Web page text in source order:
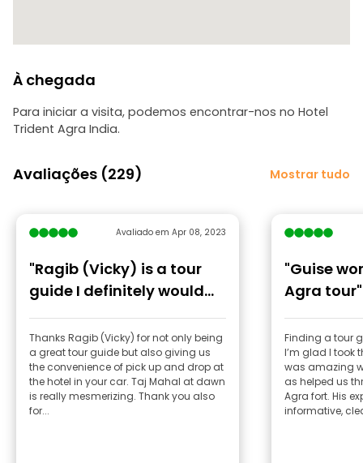
À chegada
Para iniciar a visita, podemos encontrar-nos no Hotel
Trident Agra India.
Avaliações (229) Mostrar tudo
Avaliado em Apr 08, 2023
"Ragib (Vicky) is a tour
guide I definitely would
recommend "
Thanks Ragib (Vicky) for not only being
a great tour guide but also giving us
the convenience of pick up and drop at
the hotel in your car. Taj Mahal at dawn
is really mesmerizing. Thank you also
for...
"Guise
Agra tour"
Finding a tour
I’m glad I took
was amazing
as helped us
Agra fort. His
informative,